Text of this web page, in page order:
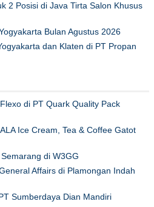
2 Posisi di Java Tirta Salon Khusus
Bulan Agustus 2026
dan Klaten di PT Propan
di PT Quark Quality Pack
Ice Cream, Tea & Coffee Gatot
di W3GG
Affairs di Plamongan Indah
Sumberdaya Dian Mandiri